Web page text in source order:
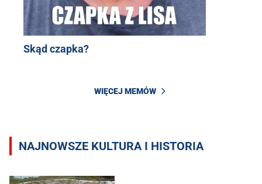
Skąd czapka?
WIĘCEJ MEMÓW
NAJNOWSZE KULTURA I HISTORIA